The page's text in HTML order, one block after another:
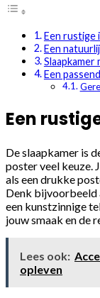
Een rustige
Een
Slaapkamer
Een
Een
De slaapkamer is
poster veel keuze.
als een drukke
Denk bijvoorbeeld
een kunstzinnige
jouw smaak en de
Lees ook:
opleven